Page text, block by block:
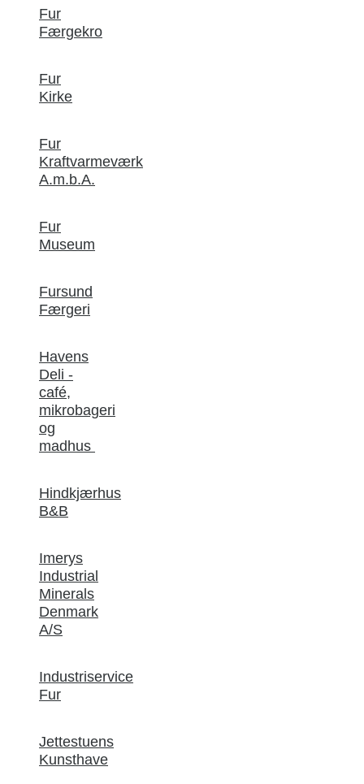
Fur
Færgekro
Fur
Kirke
Fur
Kraftvarmeværk
A.m.b.A.
Fur
Museum
Fursund
Færgeri
Havens
Deli -
café,
mikrobageri
og
madhus
Hindkjærhus
B&B
Imerys
Industrial
Minerals
Denmark
A/S
Industriservice
Fur
Jettestuens
Kunsthave